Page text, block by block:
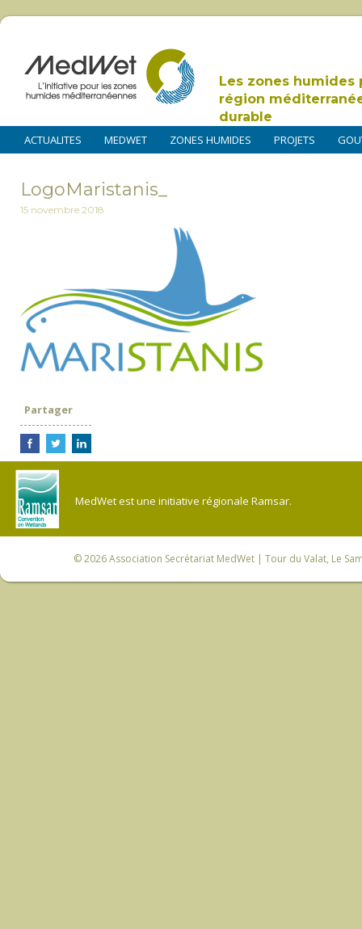
Les zones humides
région
durable
ACTUALITES MEDWET ZONES HUMIDES PROJETS
LogoMaristanis_
15 novembre 2018
Partager
MedWet est une initiative régionale Ramsar.
© 2026Association Secrétariat MedWet | Tour du Valat, Le